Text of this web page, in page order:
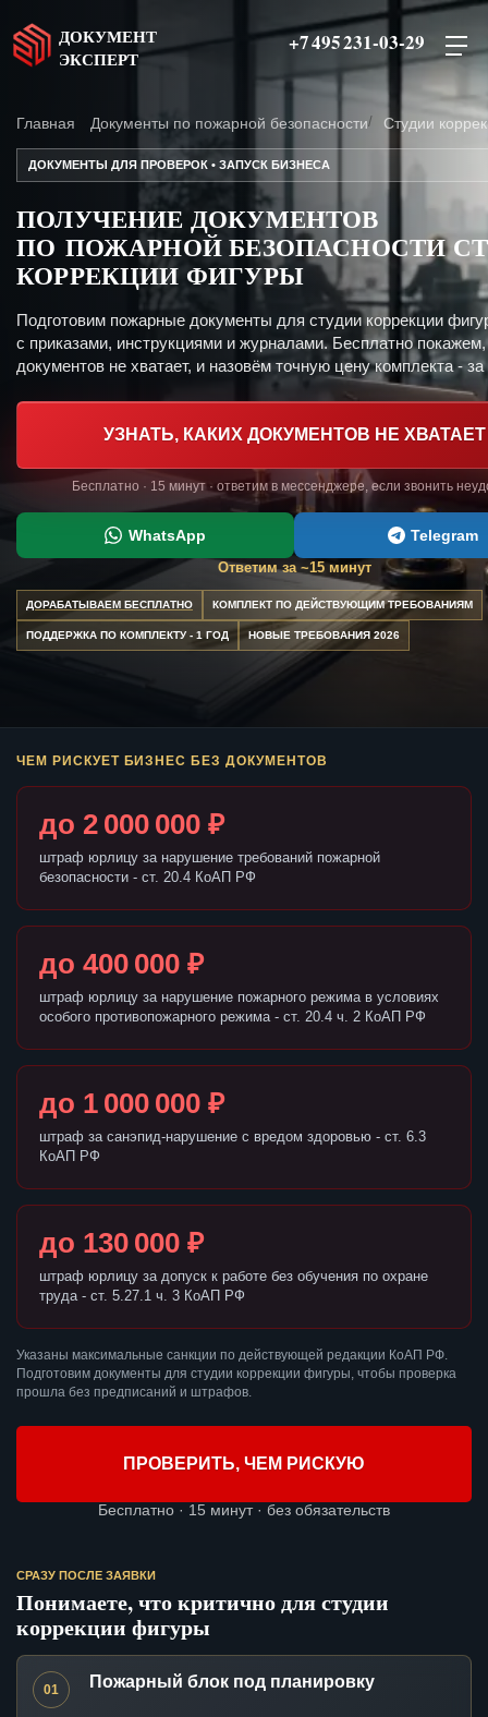
ДОКУМЕНТ
ЭКСПЕРТ
+7 495 231-03-29
Главная Документы по пожарной безопасности Студии
ДОКУМЕНТЫ ДЛЯ ПРОВЕРОК • ЗАПУСК БИЗНЕСА
ПОЛУЧЕНИЕ ДОКУМЕНТОВ
ПО ПОЖАРНОЙ БЕЗОПАСНОСТИ
КОРРЕКЦИИ ФИГУРЫ
Подготовим пожарные документы для студии коррекции
с приказами, инструкциями и журналами. Бесплатно покажем,
документов не хватает, и назовём точную цену комплекта - за
УЗНАТЬ, КАКИХ ДОКУМЕНТОВ НЕ ХВАТАЕТ
Бесплатно · 15 минут · ответим в мессенджере, если звонить
WhatsApp Telegram
Ответим за ~15 минут
ДОРАБАТЫВАЕМ БЕСПЛАТНО КОМПЛЕКТ ПО ДЕЙСТВУЮЩИМ ТРЕБОВАНИЯМ
ПОДДЕРЖКА ПО КОМПЛЕКТУ - 1 ГОД НОВЫЕ ТРЕБОВАНИЯ 2026
ЧЕМ РИСКУЕТ БИЗНЕС БЕЗ ДОКУМЕНТОВ
до 2 000 000 ₽
штраф юрлицу за нарушение требований пожарной
безопасности - ст. 20.4 КоАП РФ
до 400 000 ₽
штраф юрлицу за нарушение пожарного режима в условиях
особого противопожарного режима - ст. 20.4 ч. 2 КоАП РФ
до 1 000 000 ₽
штраф за санэпид-нарушение с вредом здоровью - ст. 6.3
КоАП РФ
до 130 000 ₽
штраф юрлицу за допуск к работе без обучения по охране
труда - ст. 5.27.1 ч. 3 КоАП РФ
Указаны максимальные санкции по действующей редакции КоАП РФ.
Подготовим документы для студии коррекции фигуры, чтобы проверка
прошла без предписаний и штрафов.
ПРОВЕРИТЬ, ЧЕМ РИСКУЮ
Бесплатно · 15 минут · без обязательств
СРАЗУ ПОСЛЕ ЗАЯВКИ
Понимаете, что критично для студии
коррекции фигуры
01 Пожарный блок под планировку